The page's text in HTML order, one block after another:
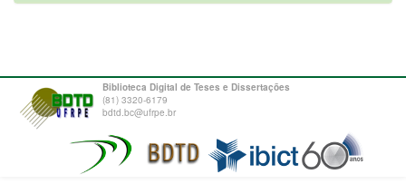
Biblioteca Digital de Teses e Dissertações
(81) 3320-6179
bdtd.bc@ufrpe.br